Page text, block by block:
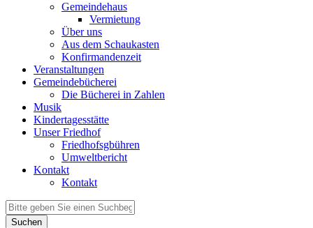
Gemeindehaus
Vermietung
Über uns
Aus dem Schaukasten
Konfirmandenzeit
Veranstaltungen
Gemeindebücherei
Die Bücherei in Zahlen
Musik
Kindertagesstätte
Unser Friedhof
Friedhofsgbühren
Umweltbericht
Kontakt
Kontakt
Suchen